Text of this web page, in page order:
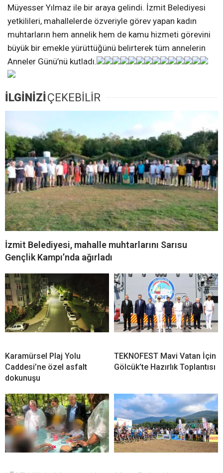
Müyesser Yılmaz ile bir araya gelindi. İzmit Belediyesi
yetkilileri, mahallelerde özveriyle görev yapan kadın
muhtarların hem annelik hem de kamu hizmeti görevini
büyük bir emekle yürüttüğünü belirterek tüm annelerin
Anneler Günü’nü kutladı.
İLGİNİZİÇEKEBİLİR
İzmit Belediyesi, mahalle muhtarlarını Sarısu
Gençlik Kampı’nda ağırladı
Karamürsel Plaj Yolu
Caddesi’ne özel asfalt
dokunuşu
TEKNOFEST Mavi Vatan İçin
Gölcük’te Hazırlık Toplantısı